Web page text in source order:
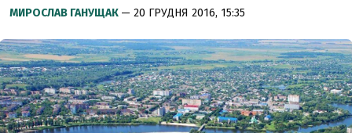
МИРОСЛАВ ГАНУЩАК — 20 ГРУДНЯ 2016, 15:35